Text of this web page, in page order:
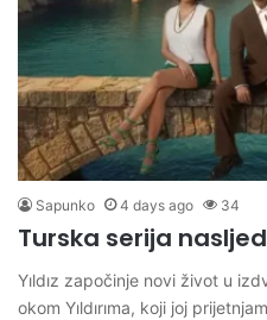
Sapunko 4 days ago 34
Turska serija
Yıldız započinje novi život u
okom Yıldırıma, koji joj